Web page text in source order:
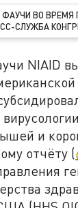
ВО ВРЕМЯ
СЛУЖБА
NIAID
и
отчёту (